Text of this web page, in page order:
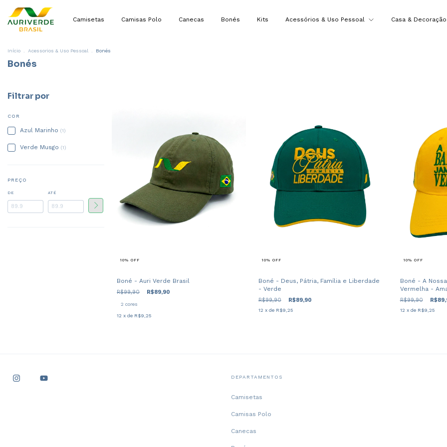
Camisetas Camisas Polo Canecas Bonés Kits Acessórios & Uso Pessoal Casa &
Início Acessorios & Uso Pessoal Bonés
Bonés
Filtrar por
COR
Azul Marinho (1)
Verde Musgo (1)
PREÇO
DE ATÉ
10% OFF
Boné - Auri Verde Brasil
R$99,90 R$89,90
2 cores
12 x de R$9,25
10% OFF
Boné - Deus, Pátria, Família e Liberdade
- Verde
R$99,90 R$89,90
12 x de R$9,25
10% OFF
Boné - A
Vermelha -
R$99,90
12 x de R$9,25
DEPARTAMENTOS
Camisetas
Camisas Polo
Canecas